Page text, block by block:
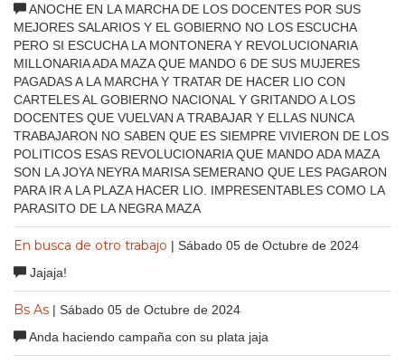
ANOCHE EN LA MARCHA DE LOS DOCENTES POR SUS
MEJORES SALARIOS Y EL GOBIERNO NO LOS ESCUCHA
PERO SI ESCUCHA LA MONTONERA Y REVOLUCIONARIA
MILLONARIA ADA MAZA QUE MANDO 6 DE SUS MUJERES
PAGADAS A LA MARCHA Y TRATAR DE HACER LIO CON
CARTELES AL GOBIERNO NACIONAL Y GRITANDO A LOS
DOCENTES QUE VUELVAN A TRABAJAR Y ELLAS NUNCA
TRABAJARON NO SABEN QUE ES SIEMPRE VIVIERON DE LOS
POLITICOS ESAS REVOLUCIONARIA QUE MANDO ADA MAZA
SON LA JOYA NEYRA MARISA SEMERANO QUE LES PAGARON
PARA IR A LA PLAZA HACER LIO. IMPRESENTABLES COMO LA
PARASITO DE LA NEGRA MAZA
En busca de otro trabajo | Sábado 05 de Octubre de 2024
Jajaja!
Bs As | Sábado 05 de Octubre de 2024
Anda haciendo campaña con su plata jaja